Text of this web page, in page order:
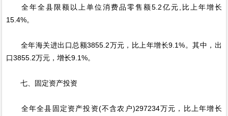
全年全县限额以上单位消费品零售额5.2亿元,比上年增长
15.4%。
全年海关进出口总额3855.2万元，比上年增长9.1%。其中，出
口3855.2万元，增长9.1%。
七、固定资产投资
全年全县固定资产投资(不含农户)297234万元，比上年增长